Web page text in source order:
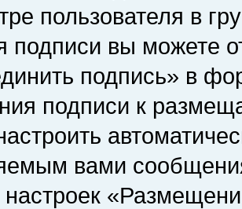
пользователя в
подписи вы можете
подпись» в
подписи к
вами
настроек